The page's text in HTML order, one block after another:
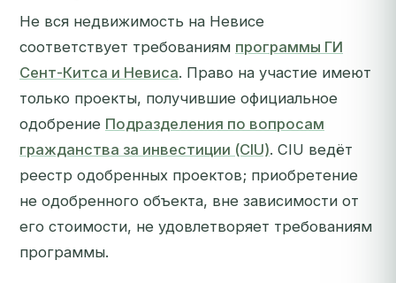
Не вся недвижимость на Невисе
соответствует требованиям программы ГИ
Сент-Китса и Невиса. Право на участие имеют
только проекты, получившие официальное
одобрение Подразделения по вопросам
гражданства за инвестиции (CIU). CIU ведёт
реестр одобренных проектов; приобретение
не одобренного объекта, вне зависимости от
его стоимости, не удовлетворяет требованиям
программы.